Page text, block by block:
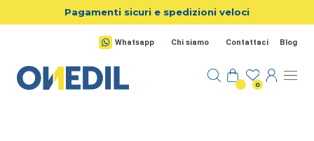
Salta al contenuto principale
Pagamenti sicuri e spedizioni veloci
Whatsapp Chi siamo Contattaci Blog
0